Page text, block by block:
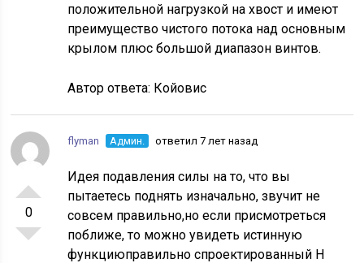
положительной нагрузкой на хвост и имеют
преимущество чистого потока над основным
крылом плюс большой диапазон винтов.
Автор ответа: Койовис
0
flyman Админ. ответил 7 лет назад
Идея подавления силы на то, что вы
пытаетесь поднять изначально, звучит не
совсем правильно,но если присмотреться
поближе, то можно увидеть истинную
функциюправильно спроектированный H